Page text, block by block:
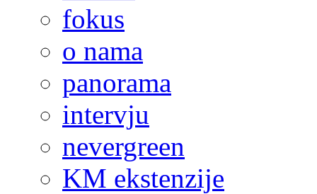
fokus
o nama
panorama
intervju
nevergreen
KM ekstenzije